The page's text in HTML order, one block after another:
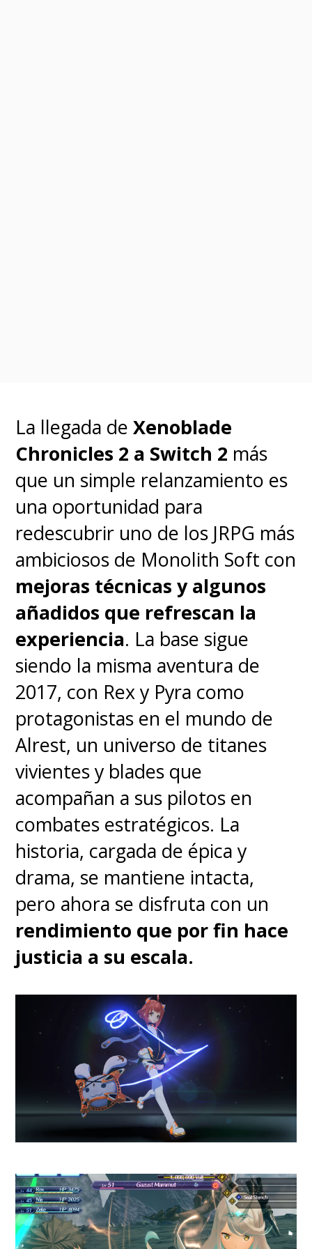
Configurado con gráficos en
calidad alta, el juego se ejecutó
de forma estable, sin caídas de
rendimiento ni problemas de
temperatura que afectaran la
experiencia. Tanto alrecorrer
las autopistas iluminadas de
Tokio como al enfrentar las
carreteras montañosas del
mapa japonés, el equipo
respondió correctamente,
entregando una experiencia
visual que aprovecha
correctamente el potencial de la
GPU GeForce RTX Serie 50
Todo este rendimiento está
acompañado por un sistema de
refrigeración eficiente que
mantiene bajo control las
temperaturas incluso durante
sesiones prolongadas de juego.
Si bien los ventiladores
aumentan su velocidad cuando
La llegada deXenoblade
Chronicles 2 a Switch 2 más
que un simple relanzamiento es
una oportunidad para
redescubrir uno de los JRPG más
ambiciosos de Monolith Soft con
mejoras técnicas y algunos
añadidos que refrescan la
experiencia. La base sigue
siendo la misma aventura de
2017, con Rex y Pyra como
protagonistas en el mundo de
Alrest, un universo de titanes
vivientes y blades que
acompañan a sus pilotos en
combates estratégicos. La
historia, cargada de épica y
drama, se mantiene intacta,
pero ahora se disfruta con un
rendimiento que por fin hace
justicia a su escala.